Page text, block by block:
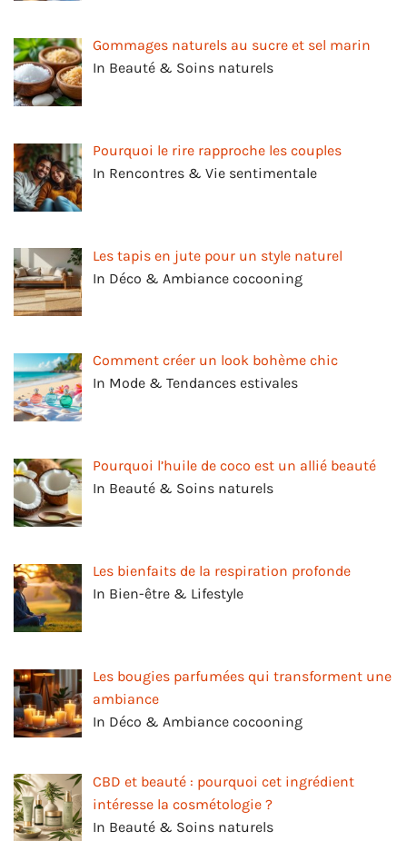
Gommages naturels au sucre et sel marin
In Beauté & Soins naturels
Pourquoi le rire rapproche les couples
In Rencontres & Vie sentimentale
Les tapis en jute pour un style naturel
In Déco & Ambiance cocooning
Comment créer un look bohème chic
In Mode & Tendances estivales
Pourquoi l’huile de coco est un allié beauté
In Beauté & Soins naturels
Les bienfaits de la respiration profonde
In Bien-être & Lifestyle
Les bougies parfumées qui transforment une
ambiance
In Déco & Ambiance cocooning
CBD et beauté : pourquoi cet ingrédient
intéresse la cosmétologie ?
In Beauté & Soins naturels